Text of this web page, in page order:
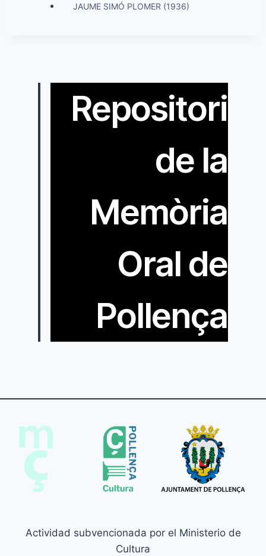
JAUME SIMÓ PLOMER (1936)
Repositori
de la
Memòria
Oral de
Pollença
Actividad subvencionada por el Ministerio de
Cultura